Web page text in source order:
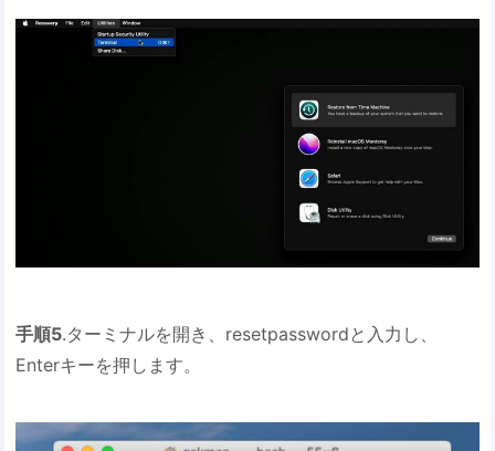
手順5.ターミナルを開き、resetpasswordと入力し、
Enterキーを押します。